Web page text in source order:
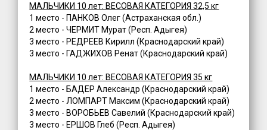
МАЛЬЧИКИ 10 лет: ВЕСОВАЯ КАТЕГОРИЯ 32,5 кг
1 место - ПАНКОВ Олег (Астраханская обл.)
2 место - ЧЕРМИТ Мурат (Респ. Адыгея)
3 место - РЕДРЕЕВ Кирилл (Краснодарский край)
3 место - ГАДЖИХОВ Ренат (Краснодарский край)
МАЛЬЧИКИ 10 лет: ВЕСОВАЯ КАТЕГОРИЯ 35 кг
1 место - БАДЕР Александр (Краснодарский край)
2 место - ЛОМПАРТ Максим (Краснодарский край)
3 место - ВОРОБЬЕВ Савелий (Краснодарский край)
3 место - ЕРШОВ Глеб (Респ. Адыгея)